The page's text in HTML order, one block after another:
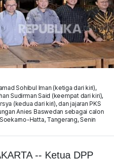
Sohibul Iman (ketiga dari kiri),
Sudirman Said (keempat dari kiri),
(kedua dari kiri), dan jajaran PKS
Anies Baswedan sebagai calon
Hatta, Tangerang, Senin
-- Ketua DPP